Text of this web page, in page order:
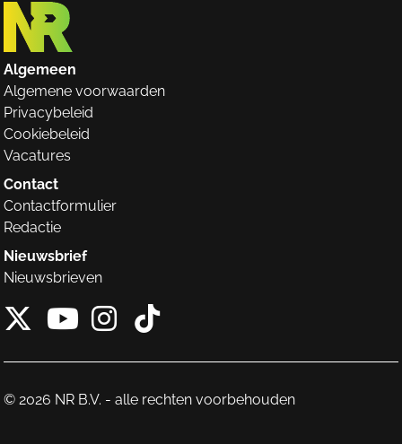
Algemeen
Algemene voorwaarden
Privacybeleid
Cookiebeleid
Vacatures
Contact
Contactformulier
Redactie
Nieuwsbrief
Nieuwsbrieven
X van NieuwRechts
Instagram van
Tiktok van
© 2026 NR B.V. - alle rechten voorbehouden